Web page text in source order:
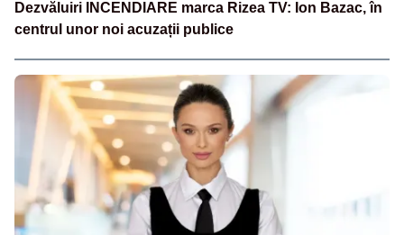
Dezvăluiri INCENDIARE marca Rizea TV: Ion Bazac, în
centrul unor noi acuzații publice